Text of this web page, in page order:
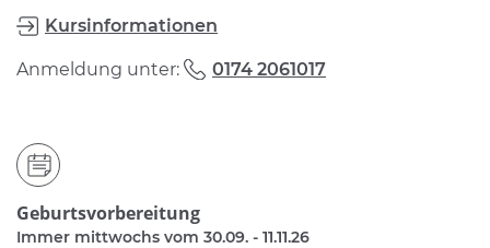
Kursinformationen
Anmeldung unter: 0174 2061017
Geburtsvorbereitung
Immer mittwochs vom 30.09. - 11.11.26